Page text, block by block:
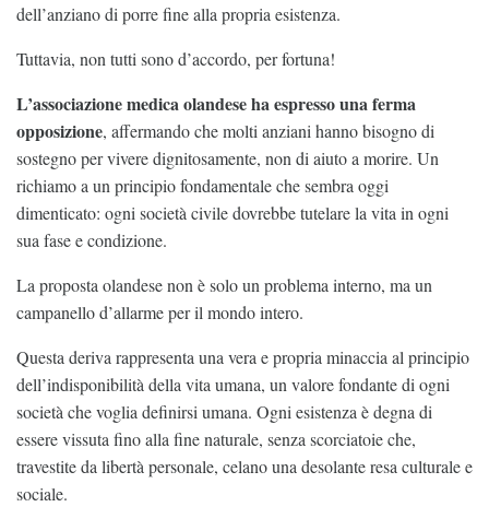
dell’anziano di porre fine alla propria esistenza.
Tuttavia, non tutti sono d’accordo, per fortuna!
L’associazione medica olandese ha espresso una ferma
opposizione, affermando che molti anziani hanno bisogno di
sostegno per vivere dignitosamente, non di aiuto a morire. Un
richiamo a un principio fondamentale che sembra oggi
dimenticato: ogni società civile dovrebbe tutelare la vita in ogni
sua fase e condizione.
La proposta olandese non è solo un problema interno, ma un
campanello d’allarme per il mondo intero.
Questa deriva rappresenta una vera e propria minaccia al principio
dell’indisponibilità della vita umana, un valore fondante di ogni
società che voglia definirsi umana. Ogni esistenza è degna di
essere vissuta fino alla fine naturale, senza scorciatoie che,
travestite da libertà personale, celano una desolante resa culturale e
sociale.